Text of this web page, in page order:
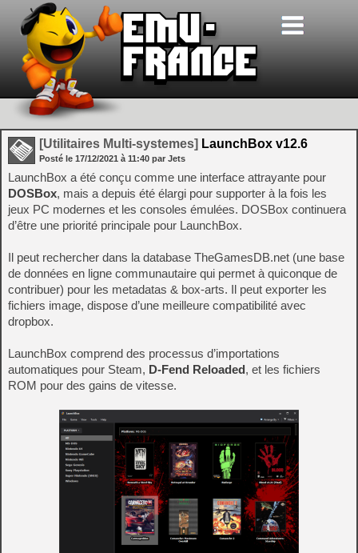
[Utilitaires Multi-systemes] LaunchBox v12.6
Posté le 17/12/2021 à 11:40 par Jets
LaunchBox a été conçu comme une interface attrayante pour
DOSBox, mais a depuis été élargi pour supporter à la fois les
jeux PC modernes et les consoles émulées. DOSBox continuera
d’être une priorité principale pour LaunchBox.
Il peut rechercher dans la database TheGamesDB.net (une base
de données en ligne communautaire qui permet à quiconque de
contribuer) pour les metadatas & box-arts. Il peut exporter les
fichiers image, dispose d’une meilleure compatibilité avec
dropbox.
LaunchBox comprend des processus d’importations
automatiques pour Steam, D-Fend Reloaded, et les fichiers
ROM pour des gains de vitesse.